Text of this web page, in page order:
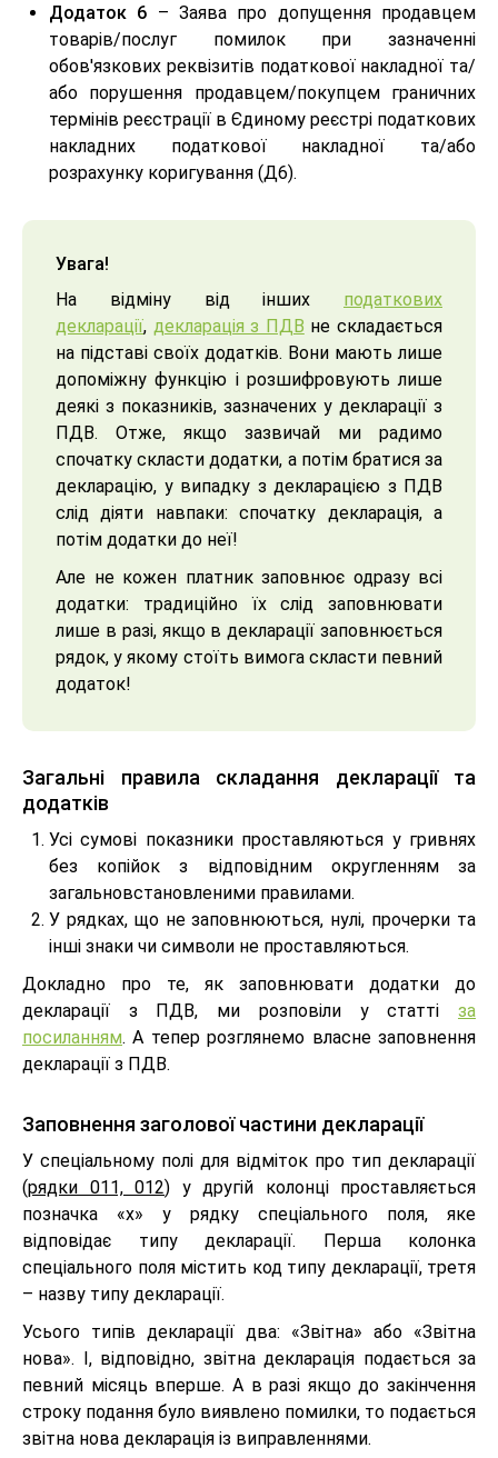
Додаток 6 – Заява про допущення продавцем
товарів/послуг помилок при зазначенні
обов'язкових реквізитів податкової накладної та/
або порушення продавцем/покупцем граничних
термінів реєстрації в Єдиному реєстрі податкових
накладних податкової накладної та/або
розрахунку коригування (Д6).
Увага!
На відміну від інших податкових
декларації, декларація з ПДВ не складається
на підставі своїх додатків. Вони мають лише
допоміжну функцію і розшифровують лише
деякі з показників, зазначених у декларації з
ПДВ. Отже, якщо зазвичай ми радимо
спочатку скласти додатки, а потім братися за
декларацію, у випадку з декларацією з ПДВ
слід діяти навпаки: спочатку декларація, а
потім додатки до неї!
Але не кожен платник заповнює одразу всі
додатки: традиційно їх слід заповнювати
лише в разі, якщо в декларації заповнюється
рядок, у якому стоїть вимога скласти певний
додаток!
Загальні правила складання декларації та
додатків
Усі сумові показники проставляються у гривнях
без копійок з відповідним округленням за
загальновстановленими правилами.
У рядках, що не заповнюються, нулі, прочерки та
інші знаки чи символи не проставляються.
Докладно про те, як заповнювати додатки до
декларації з ПДВ, ми розповіли у статті за
посиланням. А тепер розглянемо власне заповнення
декларації з ПДВ.
Заповнення заголової частини декларації
У спеціальному полі для відміток про тип декларації
(рядки 011, 012) у другій колонці проставляється
позначка «х» у рядку спеціального поля, яке
відповідає типу декларації. Перша колонка
спеціального поля містить код типу декларації, третя
– назву типу декларації.
Усього типів декларації два: «Звітна» або «Звітна
нова». І, відповідно, звітна декларація подається за
певний місяць вперше. А в разі якщо до закінчення
строку подання було виявлено помилки, то подається
звітна нова декларація із виправленнями.